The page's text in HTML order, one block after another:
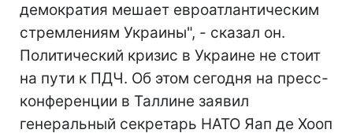
демократия мешает евроатлантическим
стремлениям Украины", - сказал он.
Политический кризис в Украине не стоит
на пути к ПДЧ. Об этом сегодня на пресс-
конференции в Таллине заявил
генеральный секретарь НАТО Яап де Хооп